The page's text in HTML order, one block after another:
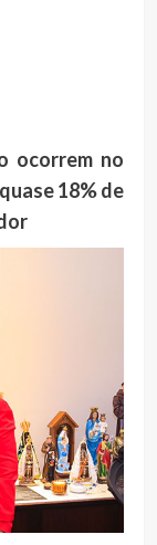
ocorrem no
18% de